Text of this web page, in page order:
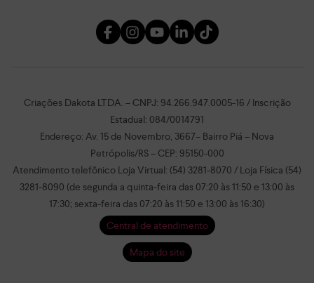
Criações Dakota LTDA. – CNPJ: 94.266.947.0005-16 / Inscrição
Estadual: 084/0014791
Endereço: Av. 15 de Novembro, 3667– Bairro Piá – Nova
Petrópolis/RS – CEP: 95150-000
Atendimento telefônico Loja Virtual: (54) 3281-8070 / Loja Física (54)
3281-8090 (de segunda a quinta-feira das 07:20 às 11:50 e 13:00 às
17:30; sexta-feira das 07:20 às 11:50 e 13:00 às 16:30)
Central de atendimento
Mapa do site